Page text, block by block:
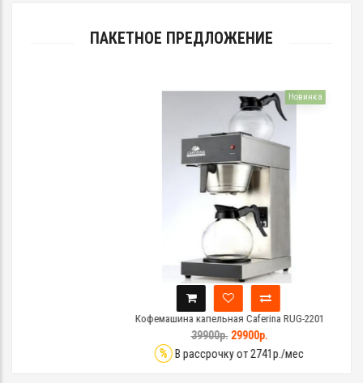
ПАКЕТНОЕ ПРЕДЛОЖЕНИЕ
Новинка
Кофемашина капельная Caferina RUG-2201
29900р.
В рассрочку от 2741р./мес